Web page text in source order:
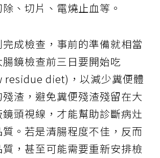
、切片、電燒止血等。
成檢查，事前的準備就相當
鏡檢查前三日要開始吃
residue diet)，以減少糞便體
渣，避免糞便殘渣殘留在大
頭視線，才能幫助診斷病灶
。若是清腸程度不佳，反而
，甚至可能需要重新安排檢